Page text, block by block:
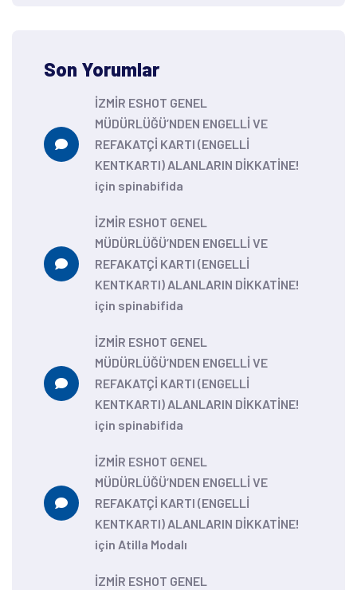
Son Yorumlar
İZMİR ESHOT GENEL
MÜDÜRLÜĞÜ’NDEN ENGELLİ VE
REFAKATÇİ KARTI (ENGELLİ
KENTKARTI) ALANLARIN DİKKATİNE!
için spinabifida
İZMİR ESHOT GENEL
MÜDÜRLÜĞÜ’NDEN ENGELLİ VE
REFAKATÇİ KARTI (ENGELLİ
KENTKARTI) ALANLARIN DİKKATİNE!
için spinabifida
İZMİR ESHOT GENEL
MÜDÜRLÜĞÜ’NDEN ENGELLİ VE
REFAKATÇİ KARTI (ENGELLİ
KENTKARTI) ALANLARIN DİKKATİNE!
için spinabifida
İZMİR ESHOT GENEL
MÜDÜRLÜĞÜ’NDEN ENGELLİ VE
REFAKATÇİ KARTI (ENGELLİ
KENTKARTI) ALANLARIN DİKKATİNE!
için Atilla Modalı
İZMİR ESHOT GENEL